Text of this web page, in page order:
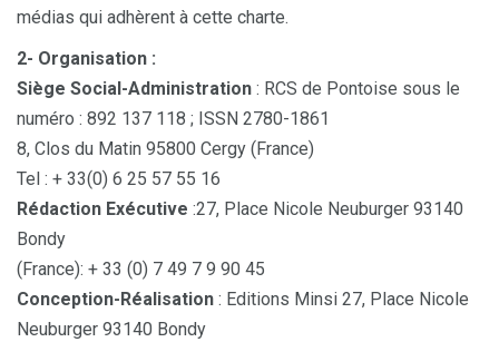
médias qui adhèrent à cette charte.
2- Organisation :
Siège Social-Administration : RCS de Pontoise sous le
numéro : 892 137 118 ; ISSN 2780-1861
8, Clos du Matin 95800 Cergy (France)
Tel : + 33(0) 6 25 57 55 16
Rédaction Exécutive :27, Place Nicole Neuburger 93140
Bondy
(France): + 33 (0) 7 49 7 9 90 45
Conception-Réalisation : Editions Minsi 27, Place Nicole
Neuburger 93140 Bondy